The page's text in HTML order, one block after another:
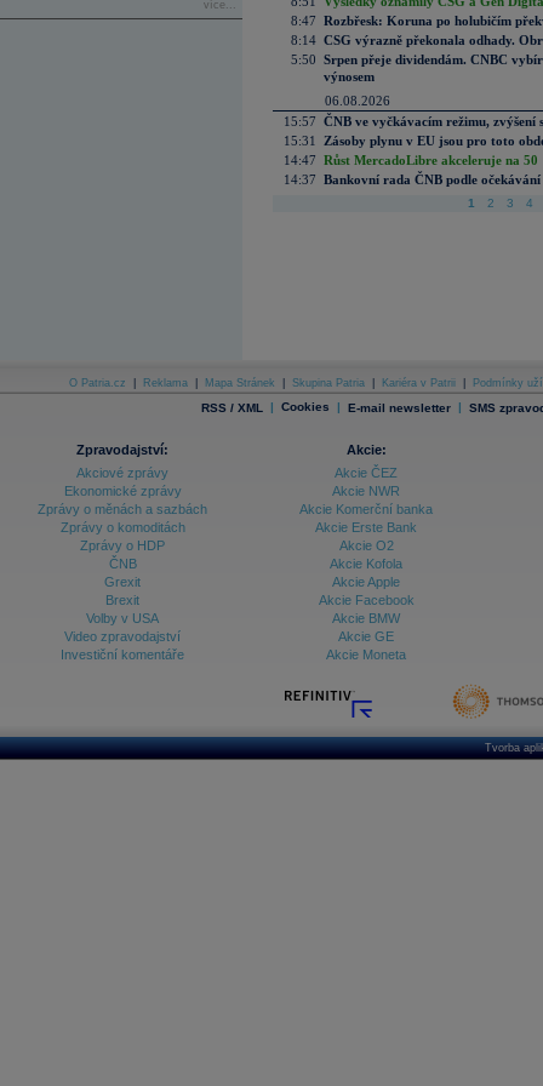
více...
8:47 Rozbřesk: Koruna po holubičím
8:14 CSG výrazně překonala odhady.
5:50 Srpen přeje dividendám. CNBC
výnosem
06.08.2026
15:57 ČNB ve vyčkávacím režimu, zvýšení
15:31
Zásoby plynu v EU jsou pro toto
14:47 Růst MercadoLibre akceleruje na
14:37 Bankovní rada ČNB podle
1 2 3 4
O Patria.cz Reklama Mapa Stránek Skupina Patria Kariéra v Patrii Podmínky
RSS / XML | Cookies | E-mail newsletter | SMS
Zpravodajství:
Akciové zprávy
Ekonomické zprávy
Zprávy o měnách a sazbách
Zprávy o komoditách
Zprávy o HDP
ČNB
Grexit
Brexit
Volby v USA
Video zpravodajství
Investiční komentáře
Akcie:
Akcie ČEZ
Akcie NWR
Akcie Komerční banka
Akcie Erste Bank
Akcie O2
Akcie Kofola
Akcie Apple
Akcie Facebook
Akcie BMW
Akcie GE
Akcie Moneta
Tvorba